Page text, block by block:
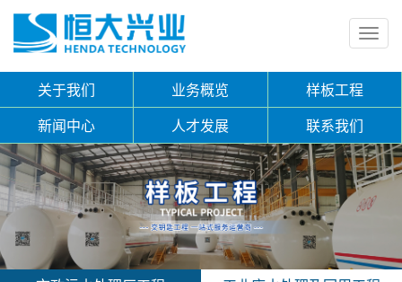
关于我们 业务概览
样板工程
新闻中心
人才发展 联系我们